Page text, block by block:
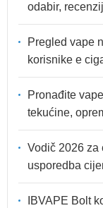
odabir,
Pregled vape
korisnike e
Pronađite
tekućine,
Vodič 2026 za
usporedba
IBVAPE Bolt